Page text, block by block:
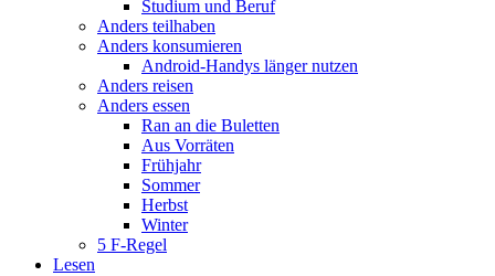
Studium und Beruf
Anders teilhaben
Anders konsumieren
Android-Handys länger nutzen
Anders reisen
Anders essen
Ran an die Buletten
Aus Vorräten
Frühjahr
Sommer
Herbst
Winter
5 F-Regel
Lesen